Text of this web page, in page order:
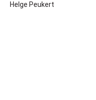
Helge Peukert